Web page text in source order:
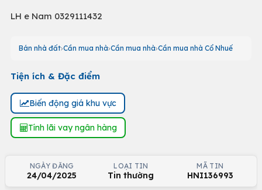
LH e Nam 0329111432
Bán nhà đất Cần mua nhà Cần mua nhà Cần mua nhà Cổ Nhuế
Tiện ích & Đặc điểm
Biến động giá khu vực
Tính lãi vay ngân hàng
NGÀY ĐĂNG
24/04/2025
LOẠI TIN
Tin thường
MÃ TIN
HNI136993